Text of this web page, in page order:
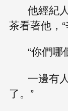
他經紀
茶看著他，
“你們
一邊有
了。”